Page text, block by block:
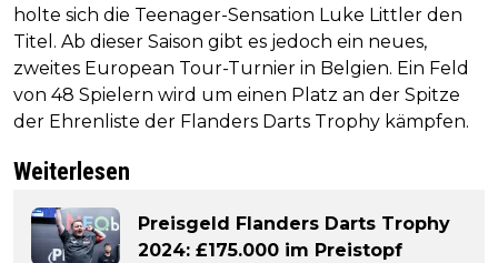
holte sich die Teenager-Sensation Luke Littler den
Titel. Ab dieser Saison gibt es jedoch ein neues,
zweites European Tour-Turnier in Belgien. Ein Feld
von 48 Spielern wird um einen Platz an der Spitze
der Ehrenliste der Flanders Darts Trophy kämpfen.
Weiterlesen
Preisgeld Flanders Darts Trophy
2024: £175.000 im Preistopf